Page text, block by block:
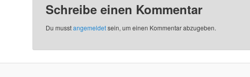
Schreibe einen Kommentar
Du musstangemeldetsein, um einen Kommentar abzugeben.